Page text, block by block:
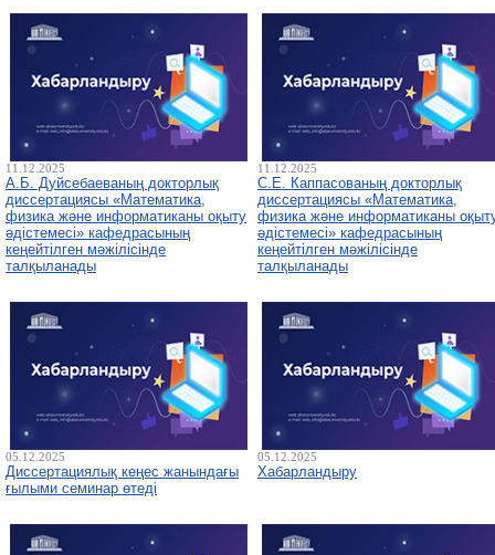
11.12.2025
А.Б. Дуйсебаеваның докторлық
диссертациясы «Математика,
физика және информатиканы оқыту
әдістемесі» кафедрасының
кеңейтілген мәжілісінде
талқыланады
11.12.2025
С.Е. Каппасованың докторлық
диссертациясы «Математика,
физика және информатиканы
әдістемесі» кафедрасының
кеңейтілген мәжілісінде
талқыланады
05.12.2025
Диссертациялық кеңес жанындағы
ғылыми семинар өтеді
05.12.2025
Хабарландыру